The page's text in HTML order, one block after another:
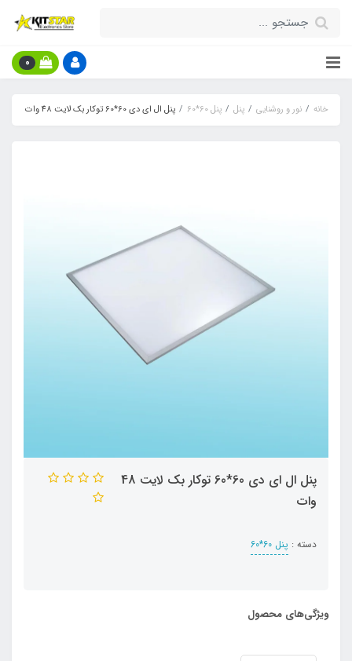
0
خانه نور و روشنایی پنل پنل 60*60 پنل ال ای دی 60*60 توکار بک لایت 48 وات
پنل ال ای دی 60*60 توکار بک لایت 48
وات
دسته : پنل 60*60
ویژگی‌های محصول